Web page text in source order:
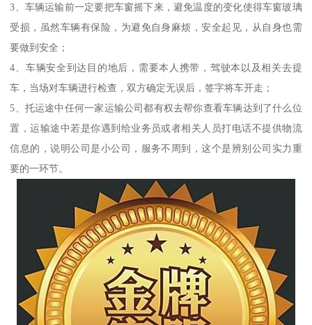
3、车辆运输前一定要把车窗摇下来，避免温度的变化使得车窗玻璃
受损，虽然车辆有保险，为避免自身麻烦，安全起见，从自身也需
要做到安全；
4、车辆安全到达目的地后，需要本人携带，驾驶本以及相关去提
车，当场对车辆进行检查，双方确定无误后，签字将车开走；
5、托运途中任何一家运输公司都有权去帮你查看车辆达到了什么位
置，运输途中若是你遇到给业务员或者相关人员打电话不提供物流
信息的，说明公司是小公司，服务不周到，这个是辨别公司实力重
要的一环节。